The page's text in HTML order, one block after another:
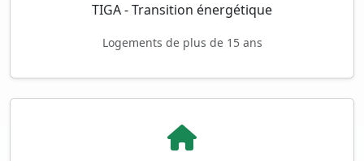
TIGA - Transition énergétique
Logements de plus de 15 ans